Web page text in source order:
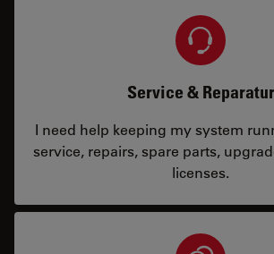
Service & Reparatur
I need help keeping my system
service, repairs, spare parts,
licenses.